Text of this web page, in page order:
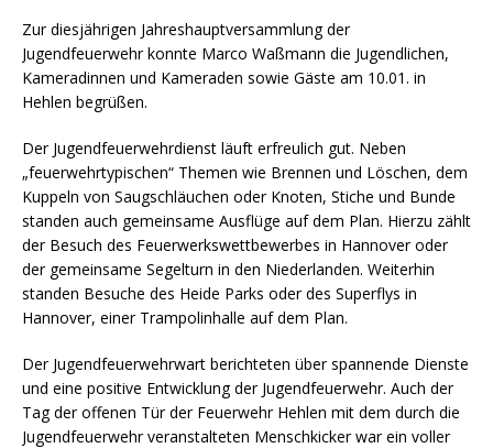
Zur diesjährigen Jahreshauptversammlung der
Jugendfeuerwehr konnte Marco Waßmann die Jugendlichen,
Kameradinnen und Kameraden sowie Gäste am 10.01. in
Hehlen begrüßen.
Der Jugendfeuerwehrdienst läuft erfreulich gut. Neben
„feuerwehrtypischen“ Themen wie Brennen und Löschen, dem
Kuppeln von Saugschläuchen oder Knoten, Stiche und Bunde
standen auch gemeinsame Ausflüge auf dem Plan. Hierzu zählt
der Besuch des Feuerwerkswettbewerbes in Hannover oder
der gemeinsame Segelturn in den Niederlanden. Weiterhin
standen Besuche des Heide Parks oder des Superflys in
Hannover, einer Trampolinhalle auf dem Plan.
Der Jugendfeuerwehrwart berichteten über spannende Dienste
und eine positive Entwicklung der Jugendfeuerwehr. Auch der
Tag der offenen Tür der Feuerwehr Hehlen mit dem durch die
Jugendfeuerwehr veranstalteten Menschkicker war ein voller